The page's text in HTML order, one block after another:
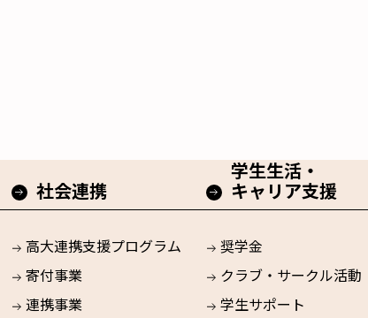
社会連携
高大連携支援プログラム
寄付事業
連携事業
学生生活・
キャリア支援
奨学金
クラブ・サークル活動
学生サポート